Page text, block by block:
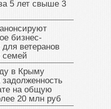
5 лет свыше 3
бизнес-
ветеранов
в Крыму
на общую
20 млн руб